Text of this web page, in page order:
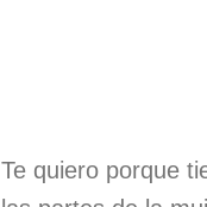
Te quiero porque